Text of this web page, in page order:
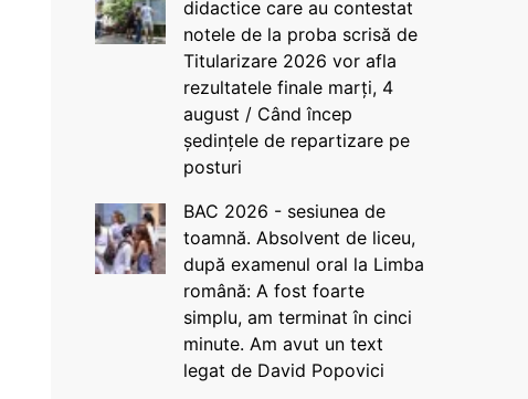
didactice care au contestat
notele de la proba scrisă de
Titularizare 2026 vor afla
rezultatele finale marți, 4
august / Când încep
ședințele de repartizare pe
posturi
BAC 2026 - sesiunea de
toamnă. Absolvent de liceu,
după examenul oral la Limba
română: A fost foarte
simplu, am terminat în cinci
minute. Am avut un text
legat de David Popovici